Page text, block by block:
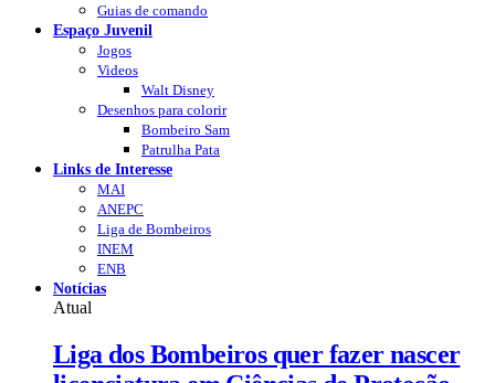
Guias de comando
Espaço Juvenil
Jogos
Videos
Walt Disney
Desenhos para colorir
Bombeiro Sam
Patrulha Pata
Links de Interesse
MAI
ANEPC
Liga de Bombeiros
INEM
ENB
Notícias
Atual
Liga dos Bombeiros quer fazer nascer